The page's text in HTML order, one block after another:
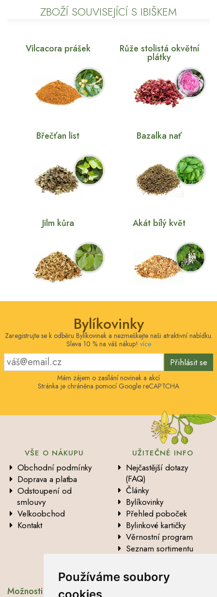
Používáme soubory
ZBOŽÍ SOUVISEJÍCÍ S IBIŠKEM
Vilcacora prášek Růže stolistá okvětní
plátky
Břečťan list Bazalka nať
Jilm kůra Akát bílý květ
Bylíkovinky
Zaregistrujte se k odběru Bylíkovinek a nezmeškejte naši atraktivní nabídku.
Sleva 10 % na váš nákup! více
Přihlásit se
Mám zájem o zasílání novinek a akcí
Stránka je chráněna pomocí Google reCAPTCHA
VŠE O NÁKUPU
Obchodní podmínky
Doprava a platba
Odstoupení od
smlouvy
Velkoobchod
Kontakt
UŽITEČNÉ INFO
Nejčastější dotazy
(FAQ)
Články
Bylíkovinky
Přehled poboček
Bylinkové kartičky
Věrnostní program
Seznam sortimentu
údajů
Možnosti dopravy